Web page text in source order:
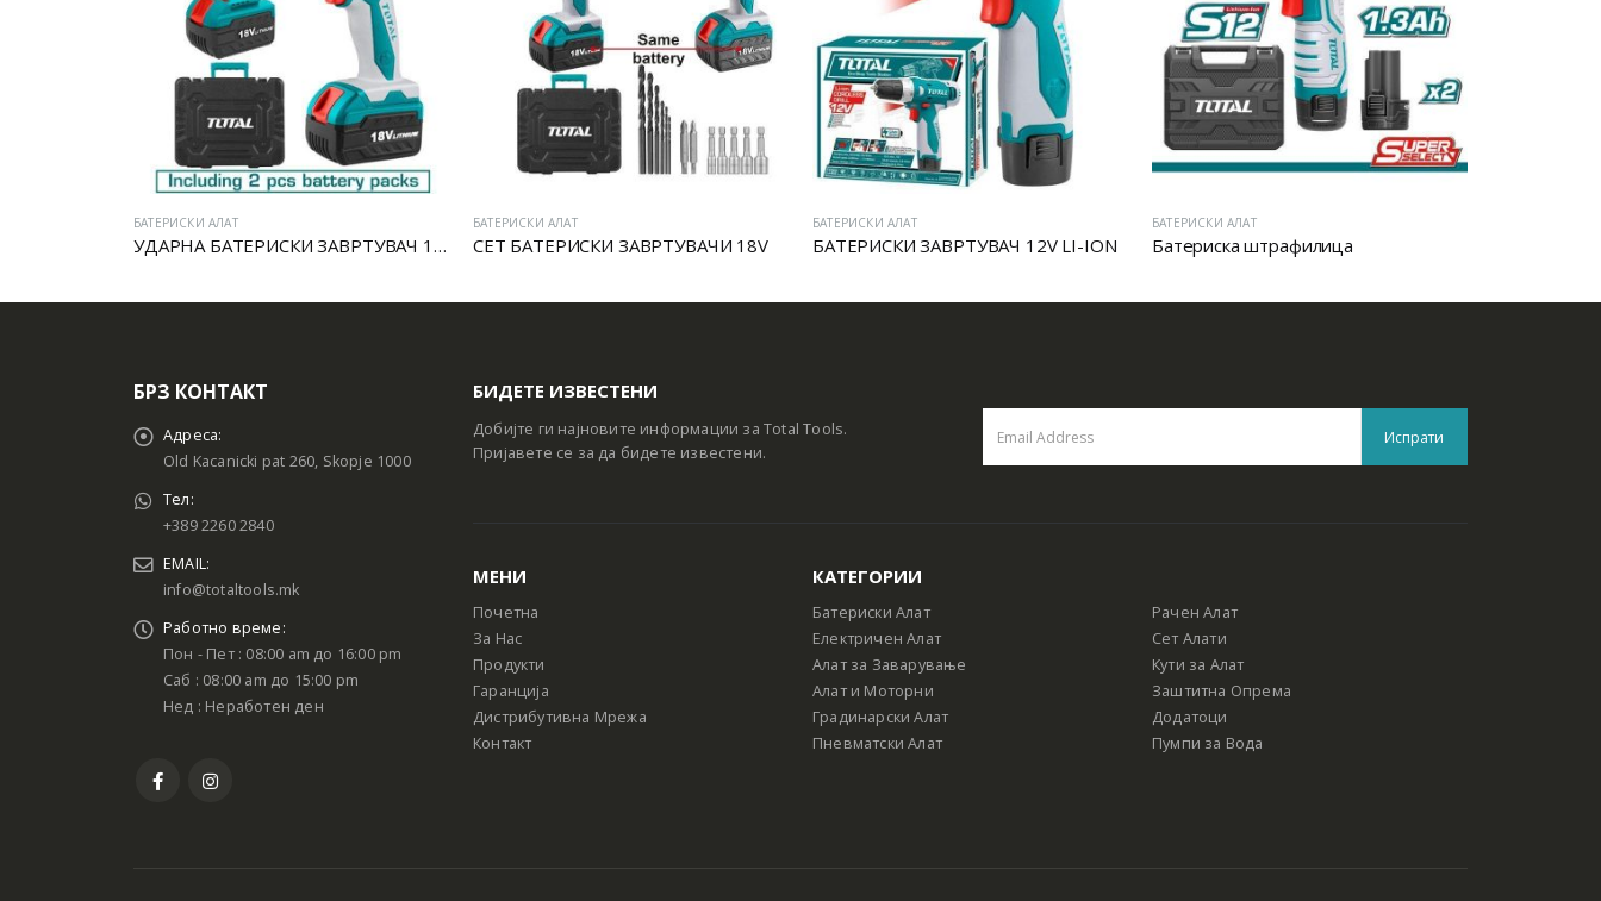
БАТЕРИСКИ АЛАТ
УДАРНА БАТЕРИСКИ ЗАВРТУВАЧ 18V
БАТЕРИСКИ АЛАТ
СЕТ БАТЕРИСКИ ЗАВРТУВАЧИ 18V
БАТЕРИСКИ АЛАТ
БАТЕРИСКИ ЗАВРТУВАЧ 12V LI-ION
БАТЕРИСКИ АЛАТ
Батериска штрафилица
БРЗ КОНТАКТ
Адреса:
Old Kacanicki pat 260, Skopje 1000
Тел:
+389 2260 2840
EMAIL:
info@totaltools.mk
Работно време:
Пон - Пет : 08:00 am до 16:00 pm
Саб : 08:00 am до 15:00 pm
Нед : Неработен ден
БИДЕТЕ ИЗВЕСТЕНИ
Добијте ги најновите информации за Total Tools.
Пријавете се за да бидете известени.
МЕНИ
Почетна
За Нас
Продукти
Гаранција
Дистрибутивна Мрежа
Контакт
КАТЕГОРИИ
Батериски Алат
Електричен Алат
Алат за Заварување
Алат и Моторни
Градинарски Алат
Пневматски Алат
Рачен Алат
Сет Алати
Кути за Алат
Заштитна Опрема
Додатоци
Пумпи за Вода